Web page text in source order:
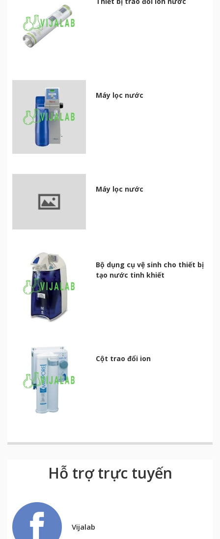
Máy lọc nước
Máy lọc nước
Bộ dụng cụ vệ sinh cho thiết bị
tạo nước tinh khiết
Cột trao đổi ion
Hỗ trợ trực tuyến
Vijalab